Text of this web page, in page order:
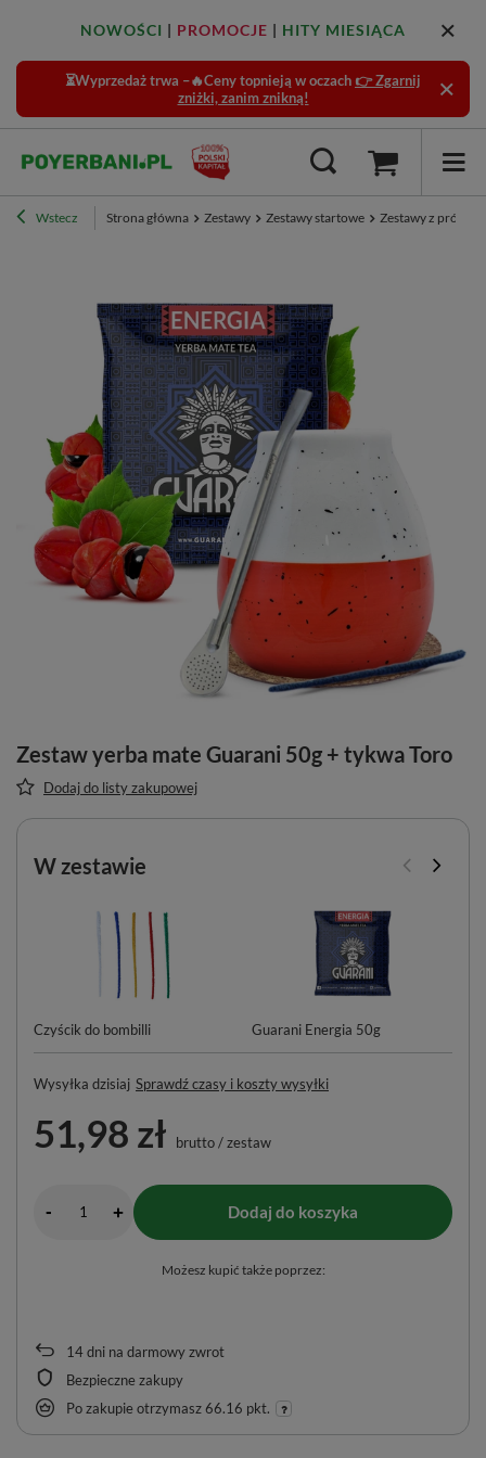
NOWOŚCI | PROMOCJE | HITY MIESIĄCA
⏳Wyprzedaż trwa –🔥Ceny topnieją w oczach 👉 Zgarnij
zniżki, zanim znikną!
Wstecz Strona główna Zestawy Zestawy startowe Zestawy z
Zestaw yerba mate Guarani 50g + tykwa Toro
Dodaj do listy zakupowej
W zestawie
Czyścik do bombilli Guarani Energia 50g
14dni na darmowy zwrot
Bezpieczne zakupy
Po zakupie otrzymasz66.16 pkt.
Wysyłka dzisiaj Sprawdź czasy i koszty wysyłki
51,98 zł brutto/zestaw
- + Dodaj do koszyka
Możesz kupić także poprzez: